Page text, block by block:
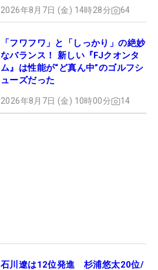
2026年8月7日 (金) 14時28分 64
「フワフワ」と「しっかり」の絶妙
なバランス！ 新しい『FJクオンタ
ム』は性能が“ど真ん中”のゴルフシ
ューズだった
2026年8月7日 (金) 10時00分 14
石川遼は12位発進 杉浦悠太20位/